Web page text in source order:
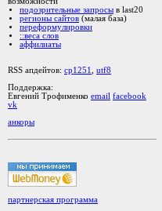
подозрительные запросы в last20
регионы сайтов (малая база)
переформулировки
::веса слов
аффилиаты
RSS апдейтов: cp1251
utf8
Поддержка:
Евгений Трофименко email facebook
vk
анкоры
партнерская программа